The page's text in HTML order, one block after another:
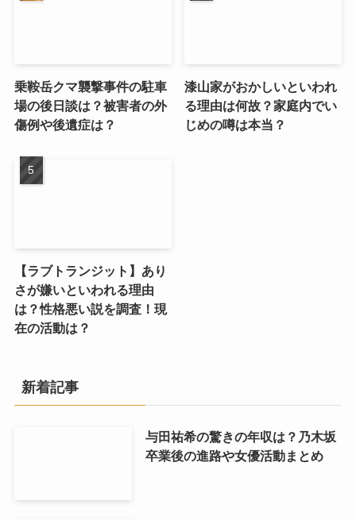
乗鞍岳クマ襲撃事件の駐車
場の後日談は？被害者の外
傷例や後遺症は？
漆山家がおかしいといわれ
る理由は何故？家庭内でい
じめの噂は本当？
【ラブトランジット】あり
さが嫌いといわれる理由
は？性格悪い説を調査！現
在の活動は？
新着記事
与田祐希の驚きの年収は？乃木坂
卒業後の進路や女優活動まとめ